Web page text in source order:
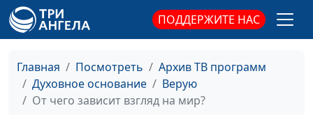
ПОДДЕРЖИТЕ НАС
Главная Посмотреть
Архив ТВ программ
Духовное основание
Верую
От чего зависит взгляд на мир?
Загадка Мелхиседека
и благословение
Валерий Малышев,
Юрий Волобоев,
магистр теологии
#501
Уроки веры Авраама:
Валерий Малышев,